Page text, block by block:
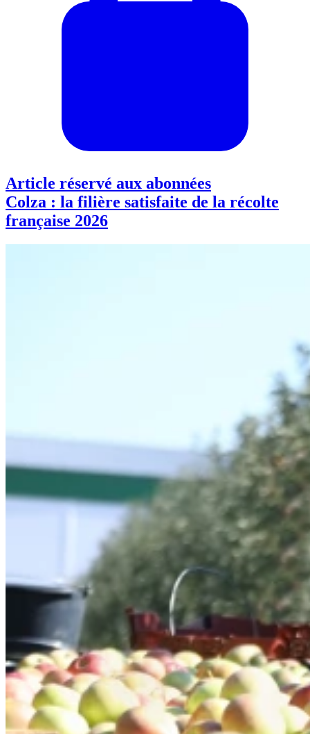
Article réservé aux abonnées
Colza : la filière satisfaite de la récolte
française 2026